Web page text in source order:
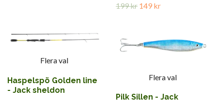
199 kr 149 kr
Flera val
Haspelspö Golden line
- Jack sheldon
Flera val
Pilk Sillen - Jack